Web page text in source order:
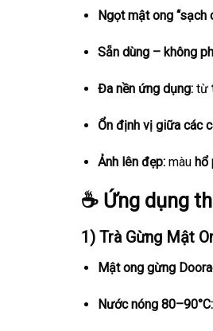
Ngọt mật ong “sạch
Sẵn dùng – không
Đa nền ứng dụng:từ
Ổn định vị giữa các
Ảnh lên đẹp:màu hổ
☕ Ứng dụng
1) Trà Gừng Mật
Mật ong gừng
Nước nóng 80–90°C: